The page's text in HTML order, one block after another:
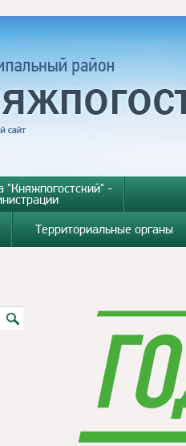
"Княжпогостский" -
Территориальные органы